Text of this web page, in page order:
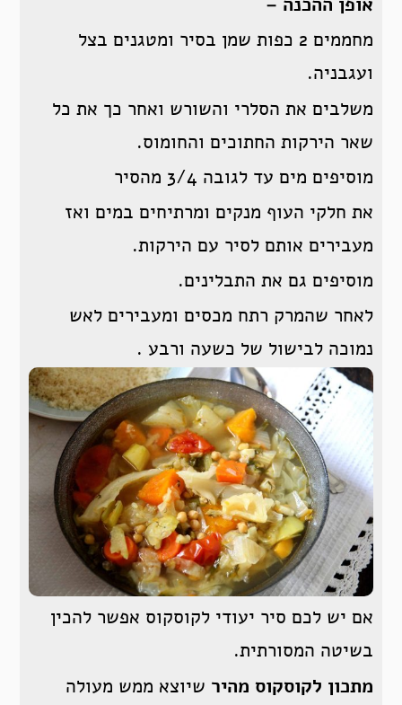
מחממים 2 כפות שמן בסיר ומטגנים בצל
ועגבניה.
משלבים את הסלרי והשורש ואחר כך את כל
שאר הירקות החתוכים והחומוס.
מוסיפים מים עד לגובה 3/4 מהסיר
את חלקי העוף מנקים ומרתיחים במים ואז
מעבירים אותם לסיר עם הירקות.
מוסיפים גם את התבלינים.
לאחר שהמרק רתח מכסים ומעבירים לאש
נמוכה לבישול של כשעה ורבע .
אם יש לכם סיר יעודי לקוסקוס אפשר להכין
בשיטה המסורתית.
מתכון לקוסקוס מהיר שיוצא ממש מעולה